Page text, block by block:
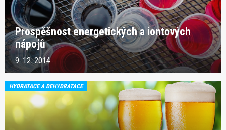
Prospěšnost energetických a iontových
nápojů
9. 12. 2014
HYDRATACE A DEHYDRATACE